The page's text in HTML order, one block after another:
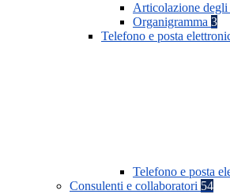
Articolazione
Organigramma 3
Telefono e posta
Telefono e posta
Consulenti e collaboratori 54